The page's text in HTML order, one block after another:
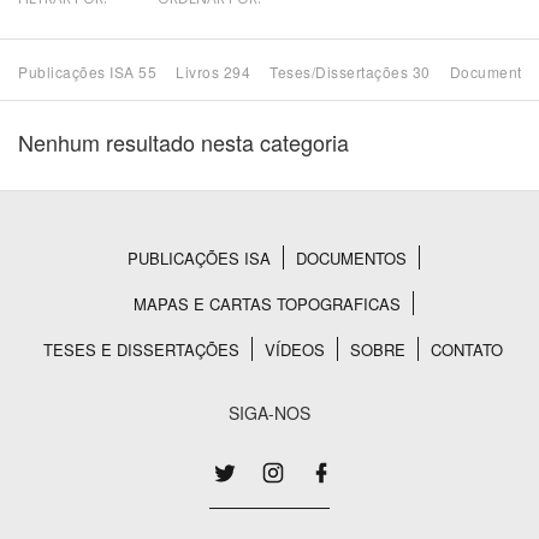
Publicações ISA 55 Livros 294 Teses/Dissertações 30
Nenhum resultado nesta categoria
Rodapé
PUBLICAÇÕES ISA
DOCUMENTOS
MAPAS E CARTAS TOPOGRAFICAS
TESES E DISSERTAÇÕES
VÍDEOS SOBRE CONTATO
SIGA-NOS